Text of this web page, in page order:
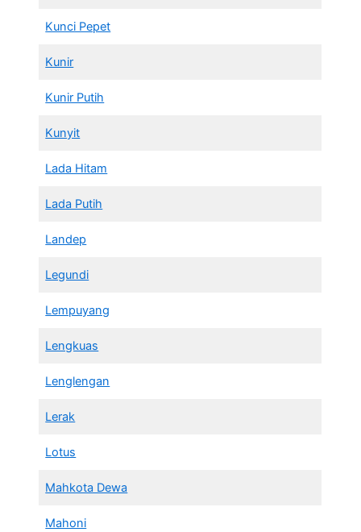
Kunci Pepet
Kunir
Kunir Putih
Kunyit
Lada Hitam
Lada Putih
Landep
Legundi
Lempuyang
Lengkuas
Lenglengan
Lerak
Lotus
Mahkota Dewa
Mahoni